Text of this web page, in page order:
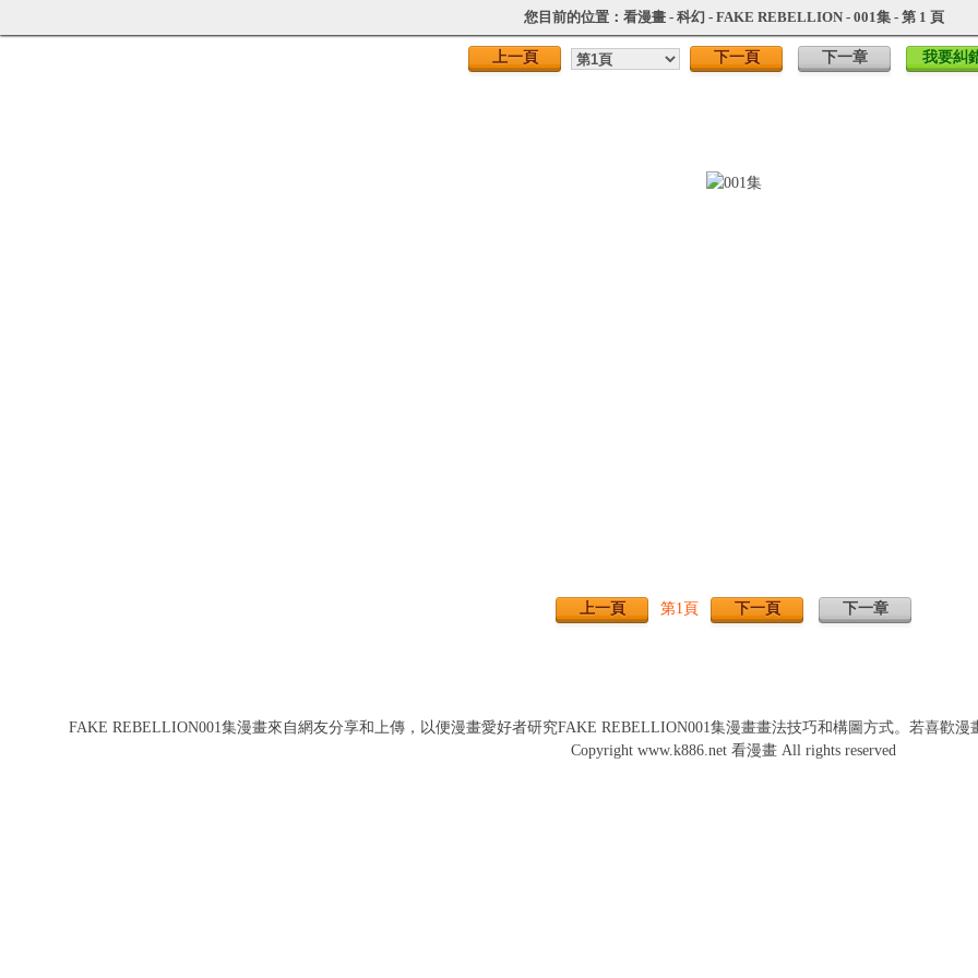
您目前的位置： 看漫畫- 科幻 - FAKE REBELLION- 001集 - 第 1 頁
上一頁 下一頁 下一章 我要糾
上一頁 第1頁 下一頁 下一章
FAKE REBELLION001集漫畫來自網友分享和上傳，以便漫畫愛好者研究FAKE REBELLION001集漫畫畫法技巧和構圖方式。若喜歡
Copyright www.k886.net 看漫畫 All rights reserved